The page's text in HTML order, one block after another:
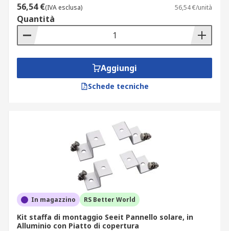
56,54 €(IVA esclusa) 56,54 €/unità
Quantità
Aggiungi
Schede tecniche
In magazzino RS Better World
Kit staffa di montaggio Seeit Pannello solare, in
Alluminio con Piatto di copertura